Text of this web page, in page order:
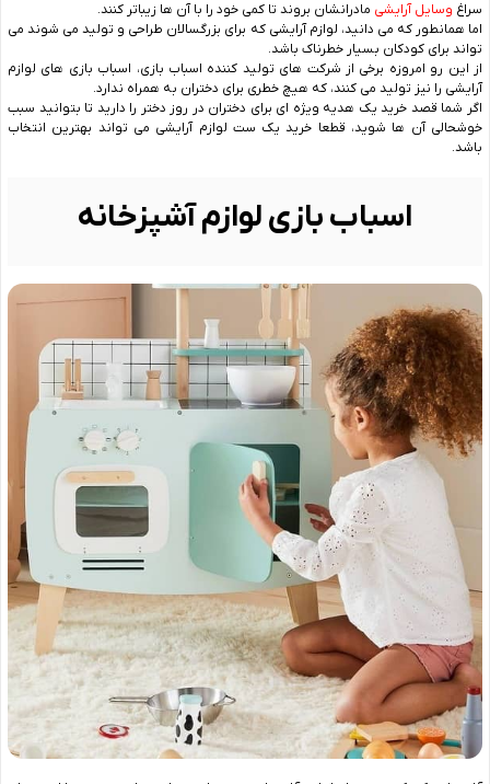
سراغ وسایل آرایشی مادرانشان بروند تا کمی خود را با آن ها زیباتر کنند.
اما همانطور که می دانید، لوازم آرایشی که برای بزرگسالان طراحی و تولید می شوند می
تواند برای کودکان بسیار خطرناک باشد.
از این رو امروزه برخی از شرکت های تولید کننده اسباب بازی، اسباب بازی های لوازم
آرایشی را نیز تولید می کنند، که هیچ خطری برای دختران به همراه ندارد.
اگر شما قصد خرید یک هدیه ویژه ای برای دختران در روز دختر را دارید تا بتوانید سبب
خوشحالی آن ها شوید، قطعا خرید یک ست لوازم آرایشی می تواند بهترین انتخاب
باشد.
اسباب بازی لوازم آشپزخانه